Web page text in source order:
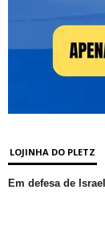
LOJINHA DO PLETZ
Em defesa de Israel